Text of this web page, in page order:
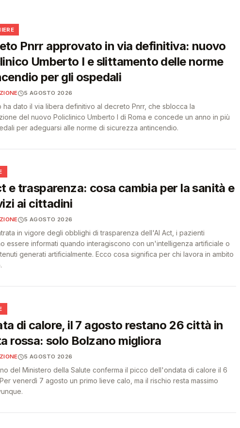
Pnrr approvato in via definitiva: nuovo
Umberto I e slittamento delle norme
per gli ospedali
5 AGOSTO 2026
ha dato il via libera definitivo al decreto Pnrr, che sblocca la
del nuovo Policlinico Umberto I di Roma e concede un anno in più
per adeguarsi alle norme di sicurezza antincendio.
e trasparenza: cosa cambia per la sanità e
ai cittadini
5 AGOSTO 2026
in vigore degli obblighi di trasparenza dell'AI Act, i pazienti
essere informati quando interagiscono con un'intelligenza artificiale o
generati artificialmente. Ecco cosa significa per chi lavora in ambito
di calore, il 7 agosto restano 26 città in
rossa: solo Bolzano migliora
5 AGOSTO 2026
del Ministero della Salute conferma il picco dell'ondata di calore il 6
venerdì 7 agosto un primo lieve calo, ma il rischio resta massimo